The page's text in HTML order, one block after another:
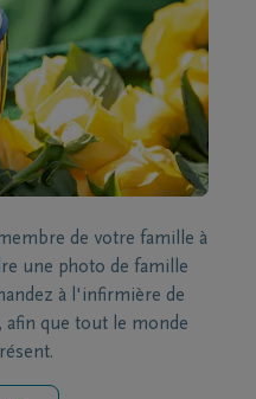
de votre famille à
une photo de famille
à l'infirmière de
afin que tout le monde